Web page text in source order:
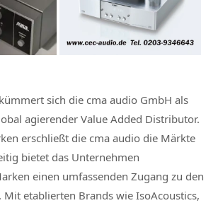
sich die cma audio GmbH als
agierender Value Added Distributor.
erschließt die cma audio die Märkte
bietet das Unternehmen
einen umfassenden Zugang zu den
Mit etablierten Brands wie IsoAcoustics,